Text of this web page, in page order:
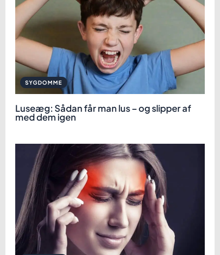
Luseæg: Sådan får man lus – og slipper af
med dem igen
SYGDOMME